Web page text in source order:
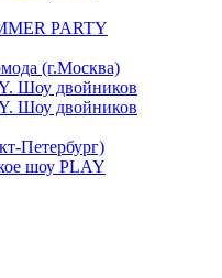
PARTY
(г.Москва)
Шоу двойников
Шоу двойников
Петербург)
шоу PLAY